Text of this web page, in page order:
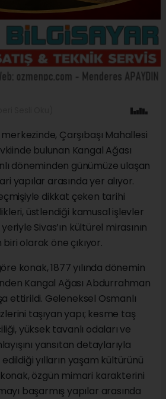
Çarşıbaşı Mahallesi
bulunan Kangal Ağası
döneminden günümüze ulaşan
yapılar arasında yer alıyor.
dikkat çeken tarihi
üstlendiği kamusal işlevler
Sivas’ın kültürel mirasının
olarak öne çıkıyor.
konak, 1877 yılında dönemin
Kangal Ağası Abdurrahman
ettirildi. Geleneksel Osmanlı
taşıyan yapı; kesme taş
yüksek tavanlı odaları ve
yansıtan detaylarıyla
yılların yaşam kültürünü
özgün mimari karakterini
başarmış yapılar arasında